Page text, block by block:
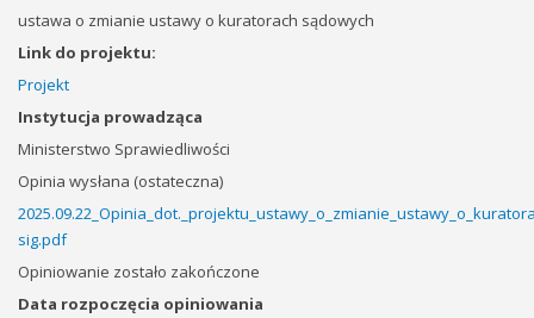
ustawa o zmianie ustawy o kuratorach sądowych
Link do projektu:
Projekt
Instytucja prowadząca
Ministerstwo Sprawiedliwości
Opinia wysłana (ostateczna)
sig.pdf
Opiniowanie zostało zakończone
Data rozpoczęcia opiniowania